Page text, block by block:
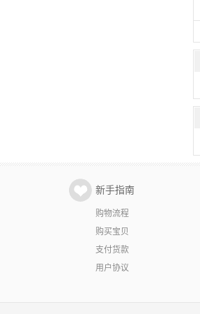
新手指南
购物流程
购买宝贝
支付货款
用户协议